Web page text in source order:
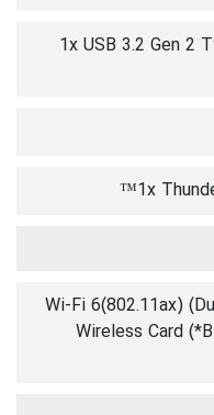
1x USB 3.2 Gen 2
1x
Wi-Fi 6(802.11ax)
Wireless Card